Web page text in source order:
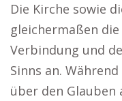
Die Kirche sowie
gleichermaßen
Verbindung und
Sinns an.
über den Glauben